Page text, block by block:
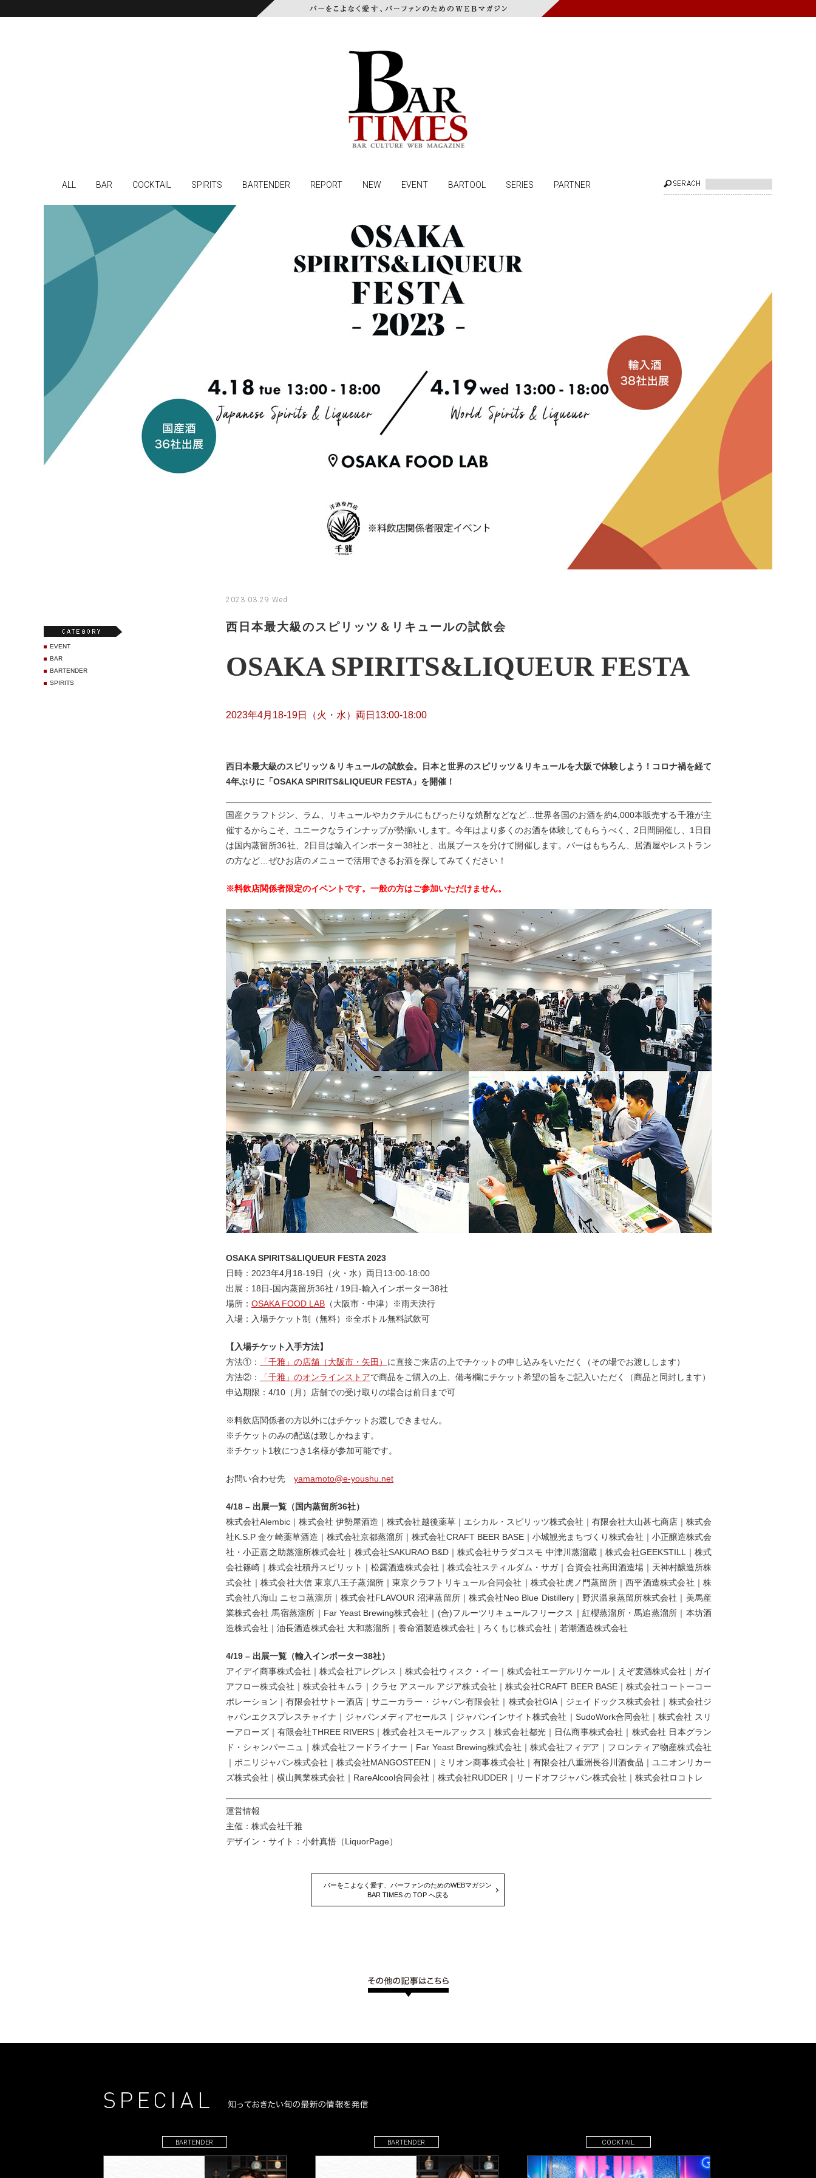
ALL BAR COCKTAIL SPIRITS BARTENDER REPORT NEW EVENT BARTOOL SERIES PARTNER
2023.03.29 Wed
西日本最大級のスピリッツ＆リキュールの試飲会
OSAKA SPIRITS&LIQUEUR FESTA
2023年4月18-19日（火・水）両日13:00-18:00
西日本最大級のスピリッツ＆リキュールの試飲会。日本と世界のスピリッツ＆リキュールを大阪で体験しよう！コロナ禍を経て
4年ぶりに「OSAKA SPIRITS&LIQUEUR FESTA」を開催！
国産クラフトジン、ラム、リキュールやカクテルにもぴったりな焼酎などなど…世界各国のお酒を約4,000本販売する千雅が主
催するからこそ、ユニークなラインナップが勢揃いします。今年はより多くのお酒を体験してもらうべく、2日間開催し、1日目
は国内蒸留所36社、2日目は輸入インポーター38社と、出展ブースを分けて開催します。バーはもちろん、居酒屋やレストラン
の方など…ぜひお店のメニューで活用できるお酒を探してみてください！
※料飲店関係者限定のイベントです。一般の方はご参加いただけません。
OSAKA SPIRITS&LIQUEUR FESTA 2023
日時：2023年4月18-19日（火・水）両日13:00-18:00
出展：18日-国内蒸留所36社 / 19日-輸入インポーター38社
場所： OSAKA FOOD LAB （大阪市・中津）※雨天決行
入場：入場チケット制（無料）※全ボトル無料試飲可
【入場チケット入手方法】
方法①：
「千雅」の店舗（大阪市・矢田） に直接ご来店の上でチケットの申し込みをいただく（その場でお渡しします）
方法②：
「千雅」のオンラインストアで商品をご購入の上、備考欄にチケット希望の旨をご記入いただく（商品と同封します）
申込期限：4/10（月）店舗での受け取りの場合は前日まで可
※料飲店関係者の方以外にはチケットお渡しできません。
※チケットのみの配送は致しかねます。
※チケット1枚につき1名様が参加可能です。
お問い合わせ先 yamamoto@e-youshu.net
4/18 – 出展一覧（国内蒸留所36社）
株式会社Alembic｜株式会社 伊勢屋酒造｜株式会社越後薬草｜エシカル・スピリッツ株式会社｜有限会社大山甚七商店｜株式会
社K.S.P 金ケ崎薬草酒造｜株式会社京都蒸溜所｜株式会社CRAFT BEER BASE｜小城観光まちづくり株式会社｜小正醸造株式会
社・小正嘉之助蒸溜所株式会社｜株式会社SAKURAO B&D｜株式会社サラダコスモ 中津川蒸溜蔵｜株式会社GEEKSTILL｜株式
会社篠崎｜株式会社積丹スピリット｜松露酒造株式会社｜株式会社スティルダム・サガ｜合資会社高田酒造場｜天神村醸造所株
式会社｜株式会社大信 東京八王子蒸溜所｜東京クラフトリキュール合同会社｜株式会社虎ノ門蒸留所｜西平酒造株式会社｜株
式会社八海山 ニセコ蒸溜所｜株式会社FLAVOUR 沼津蒸留所｜株式会社Neo Blue Distillery｜野沢温泉蒸留所株式会社｜美馬産
業株式会社 馬宿蒸溜所｜Far Yeast Brewing株式会社｜(合)フルーツリキュールフリークス｜紅櫻蒸溜所・馬追蒸溜所｜本坊酒
造株式会社｜油長酒造株式会社 大和蒸溜所｜養命酒製造株式会社｜ろくもじ株式会社｜若潮酒造株式会社
4/19 – 出展一覧（輸入インポーター38社）
アイデイ商事株式会社｜株式会社アレグレス｜株式会社ウィスク・イー｜株式会社エーデルリケール｜えぞ麦酒株式会社｜ガイ
アフロー株式会社｜株式会社キムラ｜クラセ アスール アジア株式会社｜株式会社CRAFT BEER BASE｜株式会社コートーコー
ポレーション｜有限会社サトー酒店｜サニーカラー・ジャパン有限会社｜株式会社GIA｜ジェイドックス株式会社｜株式会社ジ
ャパンエクスプレスチャイナ｜ジャパンメディアセールス｜ジャパンインサイト株式会社｜SudoWork合同会社｜株式会社 スリ
ーアローズ｜有限会社THREE RIVERS｜株式会社スモールアックス｜株式会社都光｜日仏商事株式会社｜株式会社 日本グラン
ド・シャンパーニュ｜株式会社フードライナー｜Far Yeast Brewing株式会社｜株式会社フィデア｜フロンティア物産株式会社
｜ボニリジャパン株式会社｜株式会社MANGOSTEEN｜ミリオン商事株式会社｜有限会社八重洲長谷川酒食品｜ユニオンリカー
ズ株式会社｜横山興業株式会社｜RareAlcool合同会社｜株式会社RUDDER｜リードオフジャパン株式会社｜株式会社ロコトレ
運営情報
主催：株式会社千雅
デザイン・サイト：小針真悟（LiquorPage）
バーをこよなく愛す、バーファンのためのWEBマガジン
BAR TIMES の TOP へ戻る
EVENT
BAR
BARTENDER
SPIRITS
BARTENDER BARTENDER COCKTAIL